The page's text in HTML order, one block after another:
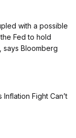
with a possible
Fed to hold
says Bloomberg
Fight Can’t